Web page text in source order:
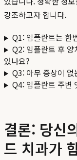
강조하고자 합니다.
Q1: 임플란트는 한
Q2: 임플란트 후 양
있나요?
Q3: 아무 증상이 없
Q4: 임플란트 주변
결론: 당신
드 치과가